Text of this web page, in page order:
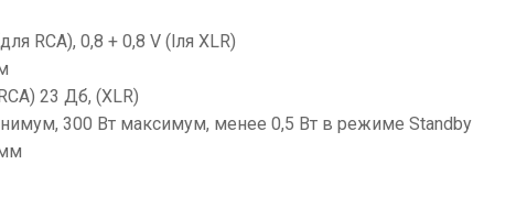
RCA), 0,8 + 0,8 V (lля XLR)
23 Дб, (XLR)
300 Вт максимум, менее 0,5 Вт в режиме Standby